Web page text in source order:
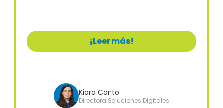
¡Leer más!
Kiara Canto
Directora Soluciones Digitales